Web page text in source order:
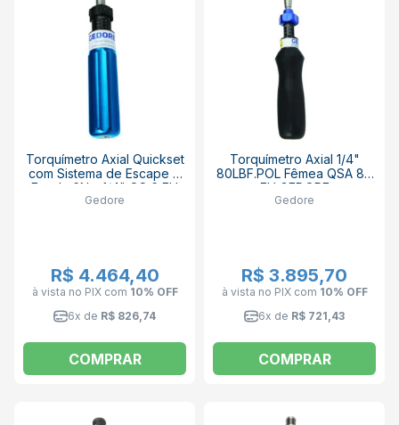
Torquímetro Axial Quickset
com Sistema de Escape e
Escala 6Nm 1/4" QS 6 FH
MEDIO GEDORE
Gedore
R$ 4.464,40
à vista no PIX com 10% OFF
6x de R$ 826,74
COMPRAR
Torquímetro Axial 1/4"
80LBF.POL Fêmea QSA 80
FH GEDORE
Gedore
R$ 3.895,70
à vista no PIX com 10% OFF
6x de R$ 721,43
COMPRAR